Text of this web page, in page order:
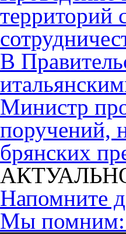
территорий
В
Министр
поручений,
брянских
Напомните
Мы помним: